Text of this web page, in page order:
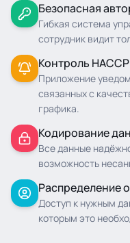
Безопасная
Гибкая система
сотрудник видит
Контроль HACCP
Приложение
связанных с
графика.
Кодирование
Все данные
возможность
Распределение
Доступ к нужным
которым это